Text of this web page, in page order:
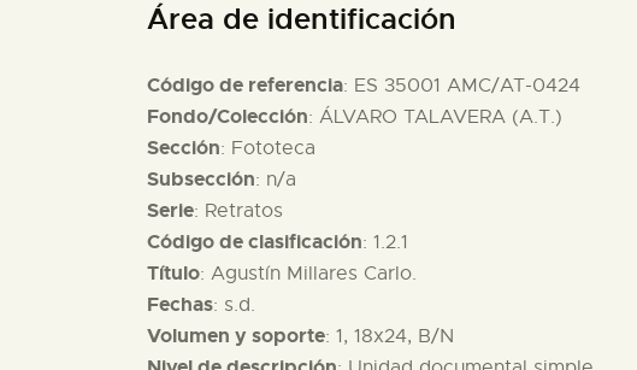
Área de identificación
Código de referencia: ES 35001 AMC/AT-0424
Fondo/Colección: ÁLVARO TALAVERA (A.T.)
Sección: Fototeca
Subsección: n/a
Serie: Retratos
Código de clasificación: 1.2.1
Título: Agustín Millares Carlo.
Fechas: s.d.
Volumen y soporte: 1, 18x24, B/N